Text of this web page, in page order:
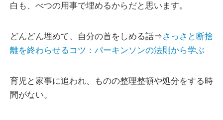
白も、べつの用事で埋めるからだと思います。
どんどん埋めて、自分の首をしめる話⇒さっさと断捨
離を終わらせるコツ：パーキンソンの法則から学ぶ
育児と家事に追われ、ものの整理整頓や処分をする時
間がない。